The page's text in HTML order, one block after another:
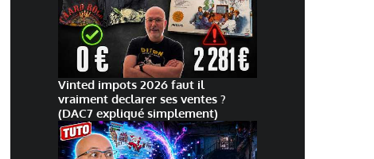
Vinted impots 2026 faut il
vraiment declarer ses ventes ?
(DAC7 expliqué simplement)